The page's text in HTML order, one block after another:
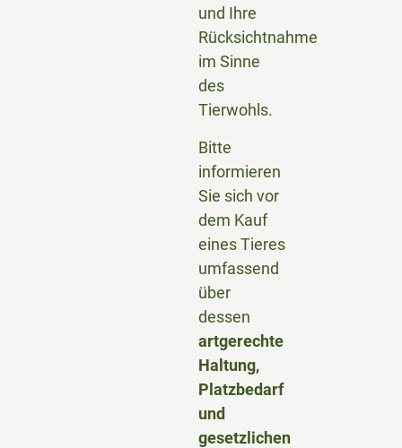
und Ihre
Rücksichtnahme
im Sinne
des
Tierwohls.
Bitte
informieren
Sie sich vor
dem Kauf
eines Tieres
umfassend
über
dessen
artgerechte
Haltung,
Platzbedarf
und
gesetzlichen